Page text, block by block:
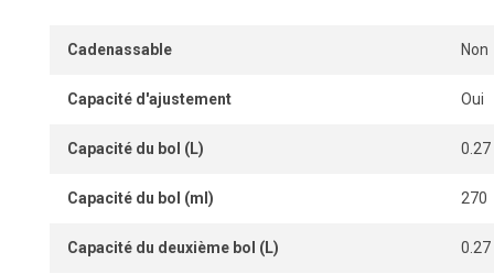
Cadenassable Non
Capacité d'ajustement Oui
Capacité du bol (L) 0.27
Capacité du bol (ml) 270
Capacité du deuxième bol (L) 0.27